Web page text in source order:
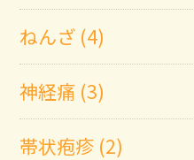
ねんざ (4)
神経痛 (3)
帯状疱疹 (2)